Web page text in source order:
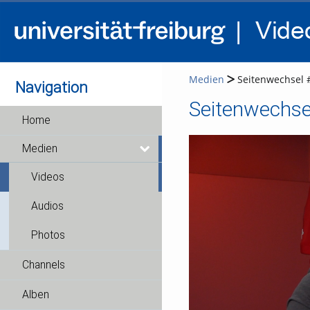
Navigation
Home
Medien
Videos
Audios
Photos
Channels
Alben
Medien Seitenwechsel